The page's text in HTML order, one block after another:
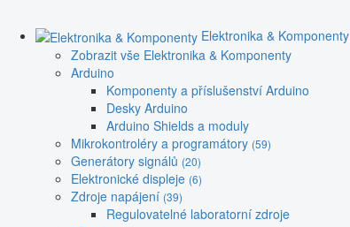
Elektronika & Komponenty
Zobrazit vše Elektronika & Komponenty
Arduino
Komponenty a příslušenství Arduino
Desky Arduino
Arduino Shields a moduly
Mikrokontroléry a programátory (59)
Generátory signálů (20)
Elektronické displeje (6)
Zdroje napájení (39)
Regulovatelné laboratorní zdroje